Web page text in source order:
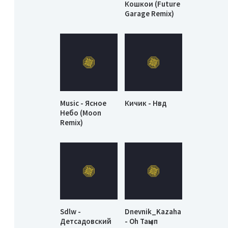
Кошкои (Future
Garage Remix)
Music - Ясное
Небо (Moon
Remix)
Кичик - Нвд
Sdlw -
Детсадовский
Dnevnik_Kazaha
- Oh Таңып